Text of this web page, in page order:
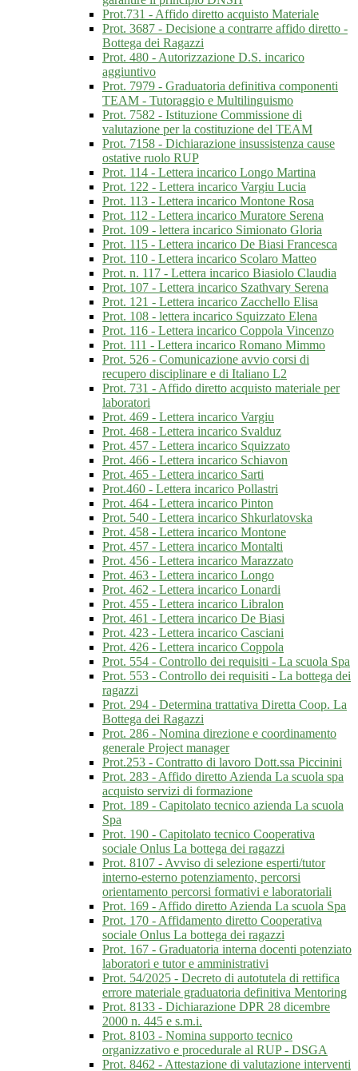
Prot.731 - Affido diretto acquisto Materiale
Prot. 3687 - Decisione a contrarre affido diretto -
Bottega dei Ragazzi
Prot. 480 - Autorizzazione D.S. incarico
aggiuntivo
Prot. 7979 - Graduatoria definitiva componenti
TEAM - Tutoraggio e Multilinguismo
Prot. 7582 - Istituzione Commissione di
valutazione per la costituzione del TEAM
Prot. 7158 - Dichiarazione insussistenza cause
ostative ruolo RUP
Prot. 114 - Lettera incarico Longo Martina
Prot. 122 - Lettera incarico Vargiu Lucia
Prot. 113 - Lettera incarico Montone Rosa
Prot. 112 - Lettera incarico Muratore Serena
Prot. 109 - lettera incarico Simionato Gloria
Prot. 115 - Lettera incarico De Biasi Francesca
Prot. 110 - Lettera incarico Scolaro Matteo
Prot. n. 117 - Lettera incarico Biasiolo Claudia
Prot. 107 - Lettera incarico Szathvary Serena
Prot. 121 - Lettera incarico Zacchello Elisa
Prot. 108 - lettera incarico Squizzato Elena
Prot. 116 - Lettera incarico Coppola Vincenzo
Prot. 111 - Lettera incarico Romano Mimmo
Prot. 526 - Comunicazione avvio corsi di
recupero disciplinare e di Italiano L2
Prot. 731 - Affido diretto acquisto materiale per
laboratori
Prot. 469 - Lettera incarico Vargiu
Prot. 468 - Lettera incarico Svalduz
Prot. 457 - Lettera incarico Squizzato
Prot. 466 - Lettera incarico Schiavon
Prot. 465 - Lettera incarico Sarti
Prot.460 - Lettera incarico Pollastri
Prot. 464 - Lettera incarico Pinton
Prot. 540 - Lettera incarico Shkurlatovska
Prot. 458 - Lettera incarico Montone
Prot. 457 - Lettera incarico Montalti
Prot. 456 - Lettera incarico Marazzato
Prot. 463 - Lettera incarico Longo
Prot. 462 - Lettera incarico Lonardi
Prot. 455 - Lettera incarico Libralon
Prot. 461 - Lettera incarico De Biasi
Prot. 423 - Lettera incarico Casciani
Prot. 426 - Lettera incarico Coppola
Prot. 554 - Controllo dei requisiti - La scuola Spa
Prot. 553 - Controllo dei requisiti - La bottega dei
ragazzi
Prot. 294 - Determina trattativa Diretta Coop. La
Bottega dei Ragazzi
Prot. 286 - Nomina direzione e coordinamento
generale Project manager
Prot.253 - Contratto di lavoro Dott.ssa Piccinini
Prot. 283 - Affido diretto Azienda La scuola spa
acquisto servizi di formazione
Prot. 189 - Capitolato tecnico azienda La scuola
Spa
Prot. 190 - Capitolato tecnico Cooperativa
sociale Onlus La bottega dei ragazzi
Prot. 8107 - Avviso di selezione esperti/tutor
interno-esterno potenziamento, percorsi
orientamento percorsi formativi e laboratoriali
Prot. 169 - Affido diretto Azienda La scuola Spa
Prot. 170 - Affidamento diretto Cooperativa
sociale Onlus La bottega dei ragazzi
Prot. 167 - Graduatoria interna docenti potenziato
laboratori e tutor e amministrativi
Prot. 54/2025 - Decreto di autotutela di rettifica
errore materiale graduatoria definitiva Mentoring
Prot. 8133 - Dichiarazione DPR 28 dicembre
2000 n. 445 e s.m.i.
Prot. 8103 - Nomina supporto tecnico
organizzativo e procedurale al RUP - DSGA
Prot. 8462 - Attestazione di valutazione interventi